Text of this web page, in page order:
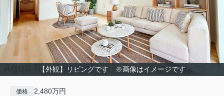
【外観】リビングです ※画像はイメージです
価格 2,480万円